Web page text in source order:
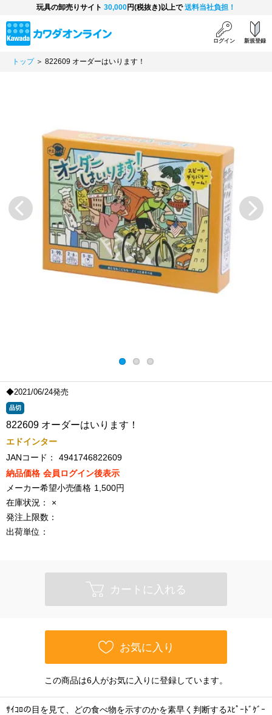
玩具の卸売りサイト 30,000円(税抜き)以上で送料当社負担！
ログイン 新規登録
トップ＞ 822609 オーダーはいります！
◆2021/06/24発売
品切
822609 オーダーはいります！
エドインター
JANコード：
4941746822609
納品価格 会員ログイン後表示
メーカー希望小売価格 1,500円
在庫状況：
×
発注上限数：
出荷単位：
カートに入れる
お気に入り
この商品は6人がお気に入りに登録しています。
ｻｲｺﾛの目を見て、どの食べ物を示すのかを素早く判断するｽﾋﾟｰﾄﾞｹﾞｰ